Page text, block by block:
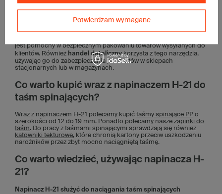
W przemyśle produkcyjnymnapinacza używa się
do spinania produktów, takich jak panele drewniane, palety z
jest pomocny w bezpiecznym pakowaniu towarów wysyłanych do
klientów. Również handel detalicznykorzysta z tego narzędzia,
używając go do zabezpieczania produktów w sklepach
stacjonarnych lub w magazynach.
Co warto kupić wraz z napinaczem H-21 do
taśm spinających?
Wraz z napinaczem H-21 polecamy kupić taśmy spinające PP o
szerokości od 12 do 19 mm. Ponadto polecamy nasze zapinki do
taśm. Do pracy z taśmami spinającymi sprawdzają się również
kątowniki tekturowe, które chronią kartony przeciw uszkodzeniu
narożników przez zbyt mocno naciągniętą taśmę.
Co warto wiedzieć, używając napinacza H-
21?
Napinacz H-21 służyć do naciągania taśm spinających
Potwierdzam wymagane